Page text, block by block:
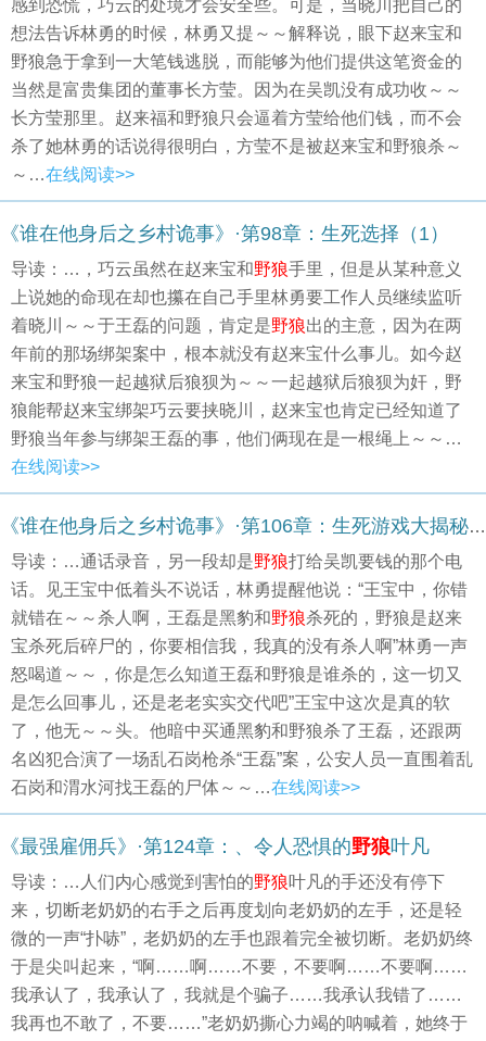
感到恐慌，巧云的处境才会安全些。可是，当晓川把自己的
想法告诉林勇的时候，林勇又提～～解释说，眼下赵来宝和
野狼急于拿到一大笔钱逃脱，而能够为他们提供这笔资金的
当然是富贵集团的董事长方莹。因为在吴凯没有成功收～～
长方莹那里。赵来福和野狼只会逼着方莹给他们钱，而不会
杀了她林勇的话说得很明白，方莹不是被赵来宝和野狼杀～
～…在线阅读>>
《谁在他身后之乡村诡事》·第98章：生死选择（1）
导读：…，巧云虽然在赵来宝和野狼手里，但是从某种意义
上说她的命现在却也攥在自己手里林勇要工作人员继续监听
着晓川～～于王磊的问题，肯定是野狼出的主意，因为在两
年前的那场绑架案中，根本就没有赵来宝什么事儿。如今赵
来宝和野狼一起越狱后狼狈为～～一起越狱后狼狈为奸，野
狼能帮赵来宝绑架巧云要挟晓川，赵来宝也肯定已经知道了
野狼当年参与绑架王磊的事，他们俩现在是一根绳上～～…
在线阅读>>
《谁在他身后之乡村诡事》·第106章：生死游戏大揭秘（结局）
导读：…通话录音，另一段却是野狼打给吴凯要钱的那个电
话。见王宝中低着头不说话，林勇提醒他说：“王宝中，你错
就错在～～杀人啊，王磊是黑豹和野狼杀死的，野狼是赵来
宝杀死后碎尸的，你要相信我，我真的没有杀人啊”林勇一声
怒喝道～～，你是怎么知道王磊和野狼是谁杀的，这一切又
是怎么回事儿，还是老老实实交代吧”王宝中这次是真的软
了，他无～～头。他暗中买通黑豹和野狼杀了王磊，还跟两
名凶犯合演了一场乱石岗枪杀“王磊”案，公安人员一直围着乱
石岗和渭水河找王磊的尸体～～…在线阅读>>
《最强雇佣兵》·第124章：、令人恐惧的野狼叶凡
导读：…人们内心感觉到害怕的野狼叶凡的手还没有停下
来，切断老奶奶的右手之后再度划向老奶奶的左手，还是轻
微的一声“扑哧”，老奶奶的左手也跟着完全被切断。老奶奶终
于是尖叫起来，“啊……啊……不要，不要啊……不要啊……
我承认了，我承认了，我就是个骗子……我承认我错了……
我再也不敢了，不要……”老奶奶撕心力竭的呐喊着，她终于